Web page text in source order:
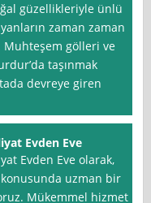
güzellikleriyle ünlü
zaman zaman
Muhteşem gölleri ve
taşınmak
devreye giren
Evden Eve
Evden Eve olarak,
uzman bir
Mükemmel hizmet